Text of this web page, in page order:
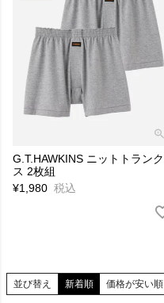
G.T.HAWKINS ニットトランク
ス 2枚組
¥1,980 税込
並び替え 新着順 価格が安い順